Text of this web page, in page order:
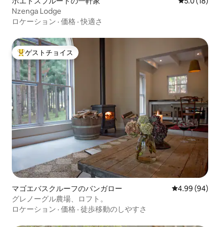
Nzenga Lodge
ロケーション · 価格 ·快適さ
大好評のゲストチョイスです。
ゲストチョイス
マゴエバスクルーフのバンガロー レビュー94件
4.99 (94)
グレノーグル農場、ロフト。
ロケーション · 価格 · 徒歩移動のしやすさ